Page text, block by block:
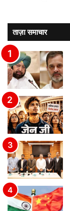
ताज़ा समाचार